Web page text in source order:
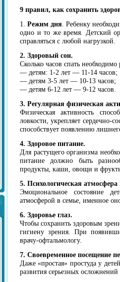
9 правил, как сохранить
1. Режим дня. Ребенку
одно и то же время. Детский
справляться с любой нагрузкой.
2. Здоровый сон.
Сколько часов спать необходимо
— детям: 1-2 лет — 11-14 часов;
— детям 3-5 лет — 10-13 часов;
— детям 6-12 лет — 9-12 часов.
3. Регулярная физическая
Физическая активность
ловкости, укрепляет сердечно-
способствует появлению
4. Здоровое питание.
Для растущего организма
питание должно быть
продукты, каши, овощи и
5. Психологическая атмосфера
Эмоциональное состояние
атмосферой в семье, именное
6. Здоровье глаз.
Чтобы сохранить здоровым
гигиену зрения. При
врачу-офтальмологу.
7. Своевременное посещение
Даже «простая» простуда у
развития серьезных